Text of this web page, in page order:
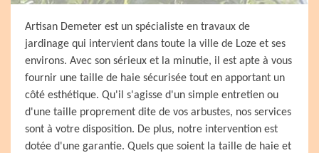
Artisan Demeter est un spécialiste en travaux de
jardinage qui intervient dans toute la ville de Loze et ses
environs. Avec son sérieux et la minutie, il est apte à vous
fournir une taille de haie sécurisée tout en apportant un
côté esthétique. Qu'il s'agisse d'un simple entretien ou
d'une taille proprement dite de vos arbustes, nos services
sont à votre disposition. De plus, notre intervention est
dotée d'une garantie. Quels que soient la taille de haie et